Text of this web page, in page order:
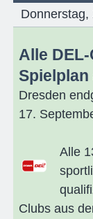
Alle
Spielplan
Dresden
17.
Alle
Clubs aus